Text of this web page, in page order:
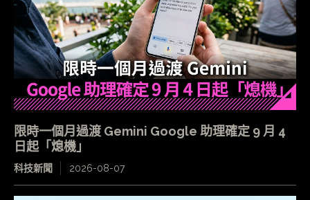
限時一個月過渡 Gemini Google 助理確定 9 月 4
日起「熄機」
科技新聞 2026-08-07